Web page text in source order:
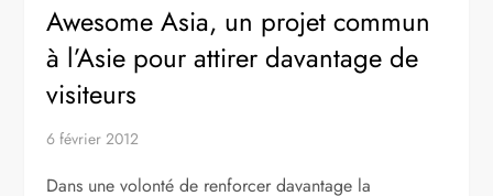
Awesome Asia, un projet commun
à l’Asie pour attirer davantage de
visiteurs
6 février 2012
Dans une volonté de renforcer davantage la